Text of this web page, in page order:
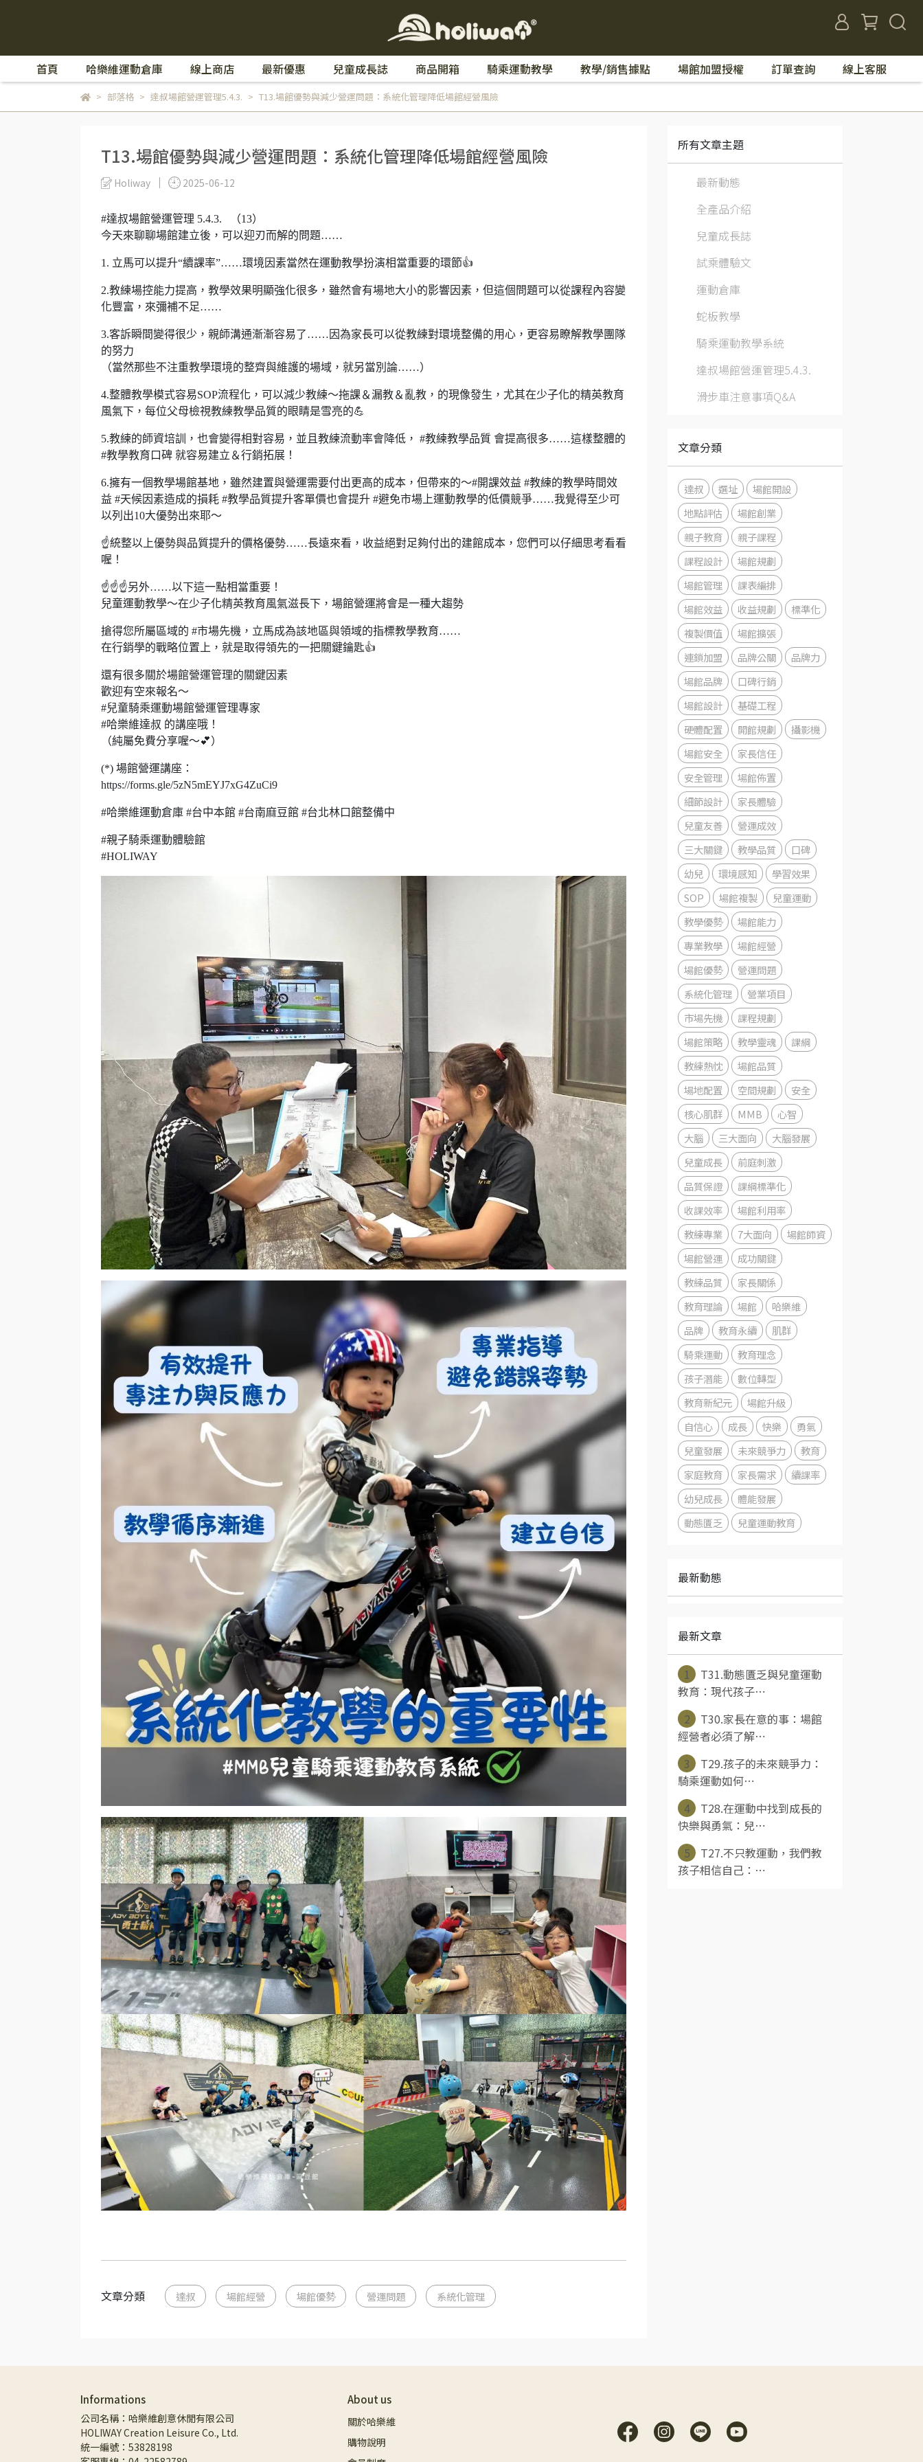
首頁 哈樂維運動倉庫 線上商店 最新優惠 兒童成長誌 商品開箱 騎乘運動教學 教學/銷售據點 場館加盟授權 訂單查詢 線上客服
部落格 達叔場館營運管理5.4.3. T13.場館優勢與減少營運問題：系統化管理降低場館經營風險
T13.場館優勢與減少營運問題：系統化管理降低場館經營風險
Holiway 2025-06-12
#達叔場館營運管理 5.4.3. （13）
今天來聊聊場館建立後，可以迎刃而解的問題……
1. 立馬可以提升“續課率”……環境因素當然在運動教學扮演相當重要的環節👍
2.教練場控能力提高，教學效果明顯強化很多，雖然會有場地大小的影響因素，但這個問題可以從課程內容變
化豐富，來彌補不足……
3.客訴瞬間變得很少，親師溝通漸漸容易了……因為家長可以從教練對環境整備的用心，更容易瞭解教學團隊
的努力
（當然那些不注重教學環境的整齊與維護的場域，就另當別論……）
4.整體教學模式容易SOP流程化，可以減少教練～拖課＆漏教＆亂教，的現像發生，尤其在少子化的精英教育
風氣下，每位父母檢視教練教學品質的眼睛是雪亮的💪
5.教練的師資培訓，也會變得相對容易，並且教練流動率會降低， #教練教學品質 會提高很多……這樣整體的
#教學教育口碑 就容易建立＆行銷拓展！
6.擁有一個教學場館基地，雖然建置與營運需要付出更高的成本，但帶來的～#開課效益 #教練的教學時間效
益 #天候因素造成的損耗 #教學品質提升客單價也會提升 #避免市場上運動教學的低價競爭……我覺得至少可
以列出10大優勢出來耶～
☝️統整以上優勢與品質提升的價格優勢……長遠來看，收益絕對足夠付出的建館成本，您們可以仔細思考看看
喔！
☝️☝️☝️另外……以下這一點相當重要！
兒童運動教學～在少子化精英教育風氣滋長下，場館營運將會是一種大趨勢
搶得您所屬區域的 #市場先機，立馬成為該地區與領域的指標教學教育……
在行銷學的戰略位置上，就是取得領先的一把關鍵鑰匙👍
還有很多關於場館營運管理的關鍵因素
歡迎有空來報名～
#兒童騎乘運動場館營運管理專家
#哈樂維達叔 的講座哦！
（純屬免費分享喔～💕）
(*) 場館營運講座：
https://forms.gle/5zN5mEYJ7xG4ZuCi9
#哈樂維運動倉庫 #台中本館 #台南麻豆館 #台北林口館整備中
#親子騎乘運動體驗館
#HOLIWAY
文章分類 達叔 場館經營 場館優勢 營運問題 系統化管理
所有文章主題
最新動態
全產品介紹
兒童成長誌
試乘體驗文
運動倉庫
蛇板教學
騎乘運動教學系統
達叔場館營運管理5.4.3.
滑步車注意事項Q&A
文章分類
達叔 選址
場館開設
地點評估
場館創業
親子教育
親子課程
課程設計
場館規劃
場館管理
課表編排
場館效益
收益規劃
標準化
複製價值
場館擴張
連鎖加盟
品牌公關
品牌力
場館品牌
口碑行銷
場館設計
基礎工程
硬體配置
開館規劃
攝影機
場館安全
家長信任
安全管理
場館佈置
細節設計
家長體驗
兒童友善
營運成效
三大關鍵
教學品質
口碑
幼兒
環境感知
學習效果
SOP
場館複製
兒童運動
教學優勢
場館能力
專業教學
場館經營
場館優勢
營運問題
系統化管理
營業項目
市場先機
課程規劃
場館策略
教學靈魂
課綱
教練熱忱
場館品質
場地配置
空間規劃
安全
核心肌群
MMB
心智
大腦
三大面向
大腦發展
兒童成長
前庭刺激
品質保證
課綱標準化
收課效率
場館利用率
教練專業
7大面向
場館師資
場館營運
成功關鍵
教練品質
家長關係
教育理論
場館
哈樂維
品牌
教育永續
肌群
騎乘運動
教育理念
孩子潛能
數位轉型
教育新紀元
場館升級
自信心
成長 快樂
勇氣
兒童發展
未來競爭力
教育
家庭教育
家長需求
續課率
幼兒成長
體能發展
動態匱乏
兒童運動教育
最新動態
最新文章
1
T31.動態匱乏與兒童運動
教育：現代孩子⋯
2
T30.家長在意的事：場館
經營者必須了解⋯
3
T29.孩子的未來競爭力：
騎乘運動如何⋯
4
T28.在運動中找到成長的
快樂與勇氣：兒⋯
5
T27.不只教運動，我們教
孩子相信自己：⋯
Informations
公司名稱：哈樂維創意休閒有限公司
HOLIWAY Creation Leisure Co., Ltd.
統一編號：53828198
About us
關於哈樂維
購物說明